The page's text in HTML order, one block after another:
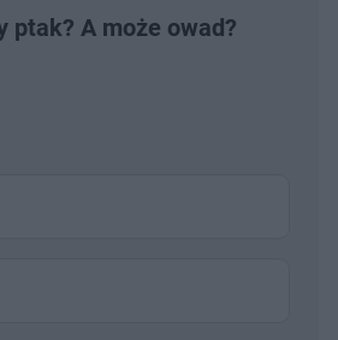
ptak? A może owad?